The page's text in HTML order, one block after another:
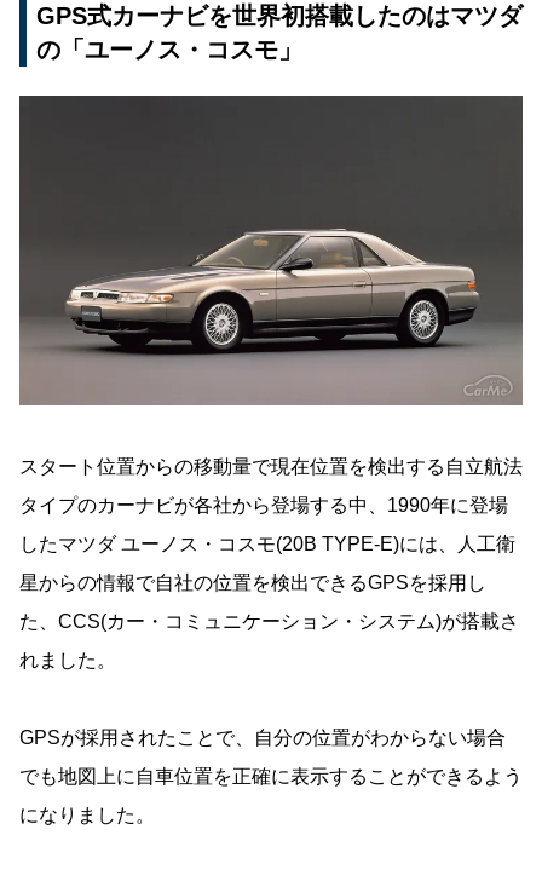
GPS式カーナビを世界初搭載したのはマツダ
の「ユーノス・コスモ」
スタート位置からの移動量で現在位置を検出する自立航法
タイプのカーナビが各社から登場する中、1990年に登場
したマツダ ユーノス・コスモ(20B TYPE-E)には、人工衛
星からの情報で自社の位置を検出できるGPSを採用し
た、CCS(カー・コミュニケーション・システム)が搭載さ
れました。
GPSが採用されたことで、自分の位置がわからない場合
でも地図上に自車位置を正確に表示することができるよう
になりました。